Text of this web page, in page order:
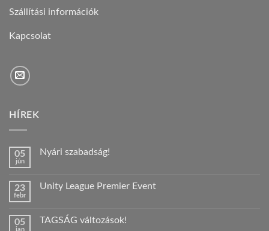
Szállítási információk
Kapcsolat
HÍREK
05
jún
Nyári szabadság!
Nyári
23
febr
Unity League Premier Event
Unity
05
jan
TAGSÁG változások!